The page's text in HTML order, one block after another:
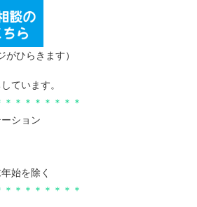
がひらきます）
ています。
＊＊＊＊＊＊＊
ション
始を除く
＊＊＊＊＊＊＊